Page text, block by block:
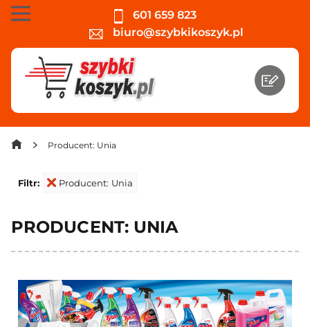
601 659 823
biuro@szybkikoszyk.pl
Producent: Unia
Filtr: Producent: Unia
PRODUCENT: UNIA